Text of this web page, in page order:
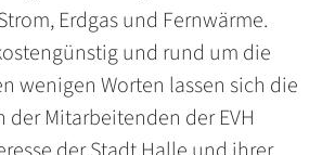
Erdgas und Fernwärme.
und rund um die
wenigen Worten lassen sich die
der Mitarbeitenden der EVH